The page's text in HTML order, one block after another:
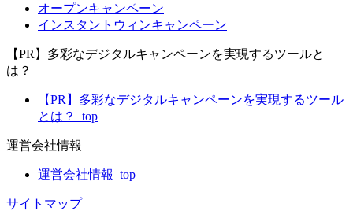
オープンキャンペーン
インスタントウィンキャンペーン
【PR】多彩なデジタルキャンペーンを実現するツールと
は？
【PR】多彩なデジタルキャンペーンを実現するツール
とは？_top
運営会社情報
運営会社情報_top
サイトマップ